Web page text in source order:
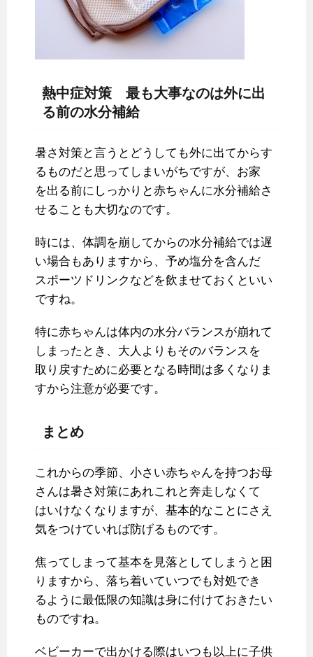
熱中症対策 最も大事なのは外に出
る前の水分補給
暑さ対策と言うとどうしても外に出てからす
るものだと思ってしまいがちですが、お家
を出る前にしっかりと赤ちゃんに水分補給さ
せることも大切なのです。
時には、体調を崩してからの水分補給では遅
い場合もありますから、予め塩分を含んだ
スポーツドリンクなどを飲ませておくといい
ですね。
特に赤ちゃんは体内の水分バランスが崩れて
しまったとき、大人よりもそのバランスを
取り戻すために必要となる時間は多くなりま
すから注意が必要です。
まとめ
これからの季節、小さい赤ちゃんを持つお母
さんは暑さ対策にあれこれと奔走しなくて
はいけなくなりますが、基本的なことにさえ
気をつけていれば防げるものです。
焦ってしまって基本を見落としてしまうと困
りますから、落ち着いていつでも対処でき
るように最低限の知識は身に付けておきたい
ものですね。
ベビーカーで出かける際はいつも以上に子供